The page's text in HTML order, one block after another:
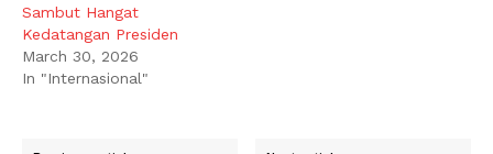
Sambut Hangat
Kedatangan Presiden
March 30, 2026
In "Internasional"